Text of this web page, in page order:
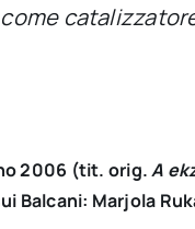
2006 (tit. orig.A
Balcani: Marjola